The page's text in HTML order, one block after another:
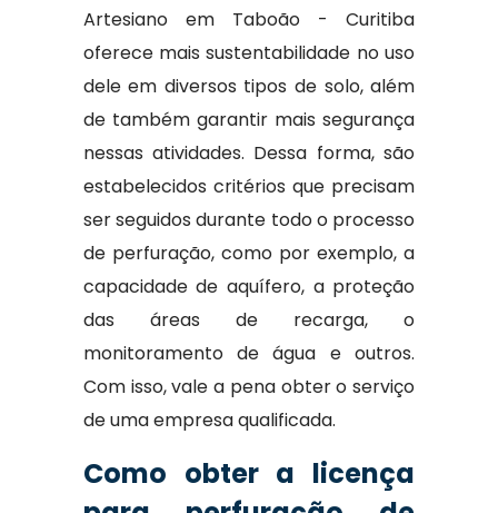
Artesiano em Taboão - Curitiba
oferece mais sustentabilidade no uso
dele em diversos tipos de solo, além
de também garantir mais segurança
nessas atividades. Dessa forma, são
estabelecidos critérios que precisam
ser seguidos durante todo o processo
de perfuração, como por exemplo, a
capacidade de aquífero, a proteção
das áreas de recarga, o
monitoramento de água e outros.
Com isso, vale a pena obter o serviço
de uma empresa qualificada.
Como obter a licença